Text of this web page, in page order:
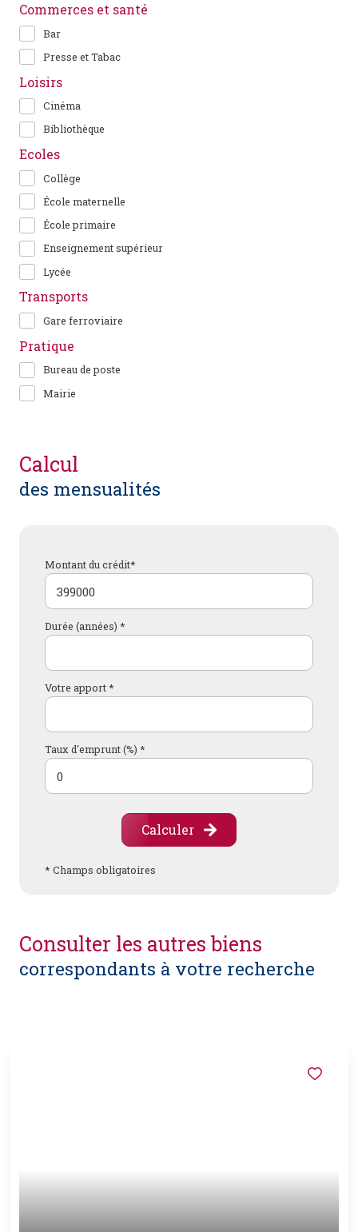
Commerces et santé
Bar
Presse et Tabac
Loisirs
Cinéma
Bibliothèque
Ecoles
Collège
École maternelle
École primaire
Enseignement supérieur
Lycée
Transports
Gare ferroviaire
Pratique
Bureau de poste
Mairie
calcul
des mensualités
Montant du crédit*
Durée (années) *
Votre apport *
Taux d'emprunt (%) *
Calculer
* Champs obligatoires
consulter les autres biens
correspondants à votre recherche